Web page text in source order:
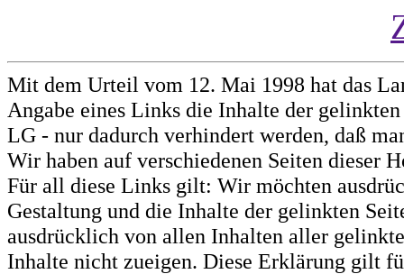
Mit dem Urteil vom 12. Mai 1998 hat das
Angabe eines Links die Inhalte der
LG - nur dadurch verhindert werden, daß
Wir haben auf verschiedenen Seiten dieser
Für all diese Links gilt: Wir möchten
Gestaltung und die Inhalte der gelinkten
ausdrücklich von allen Inhalten aller
Inhalte nicht zueigen. Diese Erklärung gilt